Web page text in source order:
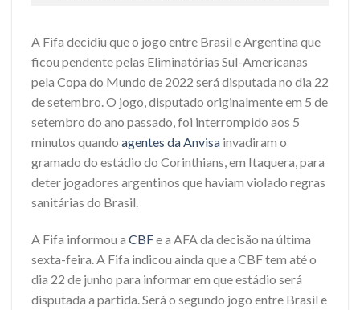
A Fifa decidiu que o jogo entre Brasil e Argentina que
ficou pendente pelas Eliminatórias Sul-Americanas
pela Copa do Mundo de 2022 será disputada no dia 22
de setembro. O jogo, disputado originalmente em 5 de
setembro do ano passado, foi interrompido aos 5
minutos quando agentes da Anvisa invadiram o
gramado do estádio do Corinthians, em Itaquera, para
deter jogadores argentinos que haviam violado regras
sanitárias do Brasil.
A Fifa informou a CBFe a AFA da decisão na última
sexta-feira. A Fifa indicou ainda que a CBF tem até o
dia 22 de junho para informar em que estádio será
disputada a partida. Será o segundo jogo entre Brasil e